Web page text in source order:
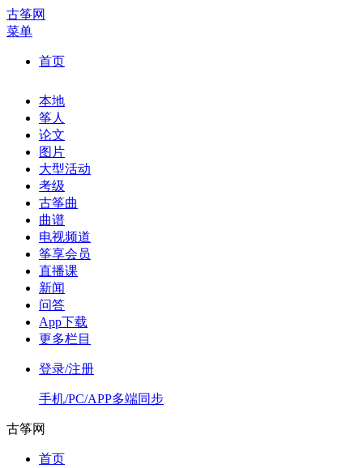
古筝网
菜单
首页
本地
筝人
论文
图片
大型活动
考级
古筝曲
曲谱
电视频道
筝享会员
直播课
新闻
问答
App下载
更多栏目
登录/注册
手机/PC/APP多端同步
古筝网
首页